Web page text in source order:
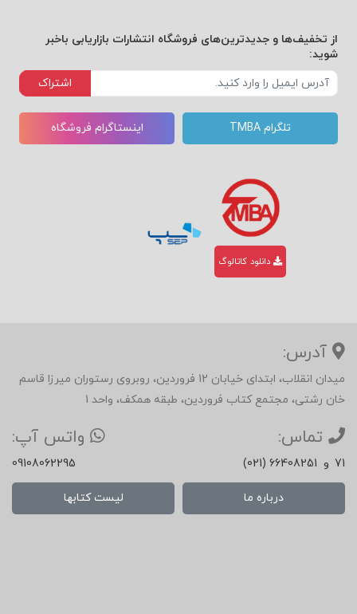
از تخفیف‌ها و جدیدترین‌های فروشگاه انتشارات بازاریابی باخبر
شوید:
اشتراک
تلگرام TMBA اینستاگرام فروشگاه
دانلود کاتالوگ
آدرس:
میدان انقلاب، ابتدای خیابان 12 فروردین، روبروی رستوران میرزا قاسم
خان رشتی، مجتمع کتاب فروردین، طبقه همکف، واحد 1
تماس:
(021) 66408251 و 71
واتس آپ:
09108062295
درباره ما لیست کتابها